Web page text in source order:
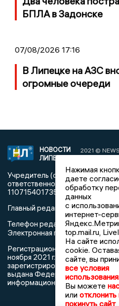
БПЛА в Задонске
07/08/2026 17:16
В Липецке на АЗС
огромные очереди
НОВОСТИ
ЛИПЕЦКА
2021 ©
Учредитель (соучредители):
ответственностью
1107154017354)
Главный редактор: Герцог Е.Г.
Телефон редакции: +7 903 699
Электронная почта редакции:
Регистрационный номер:
ноября 2021 г. согласно выписке
зарегистрированных средств
выдана Федеральной службой
информационных технологий и
Нажимая
даете
обработку
данных
с
интернет-
top.mail.ru,
На сайте
cookie.
сайте, вы
все условия
Вы можете
или отклонить
покинуть сайт